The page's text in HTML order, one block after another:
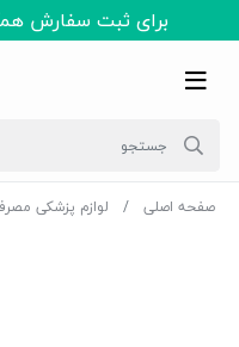
برای ثبت سفارش
صفحه اصلی لوازم پزشکی